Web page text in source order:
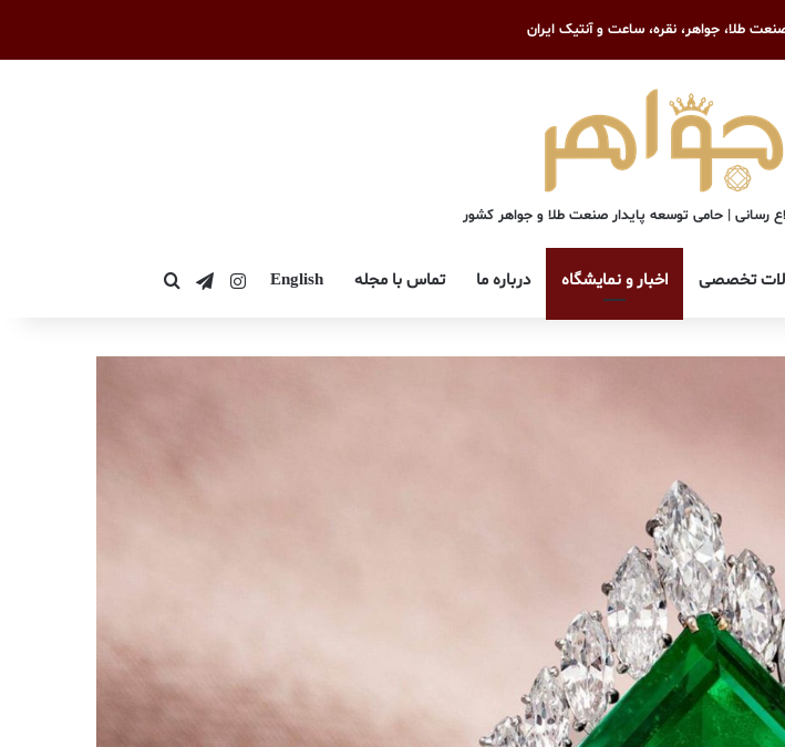
طلا، جواهر، نقره، ساعت و آنتیک ایران
رسانی | حامی توسعه پایدار صنعت طلا و جواهر کشور
تخصصی اخبار و نمایشگاه درباره ما تماس با مجله English اینستاگرام
تلگرامجستجو برای